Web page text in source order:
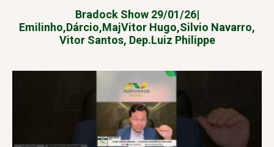
Bradock Show 29/01/26|
Emilinho,Dárcio,MajVitor Hugo,Silvio Navarro,
Vitor Santos, Dep.Luiz Philippe